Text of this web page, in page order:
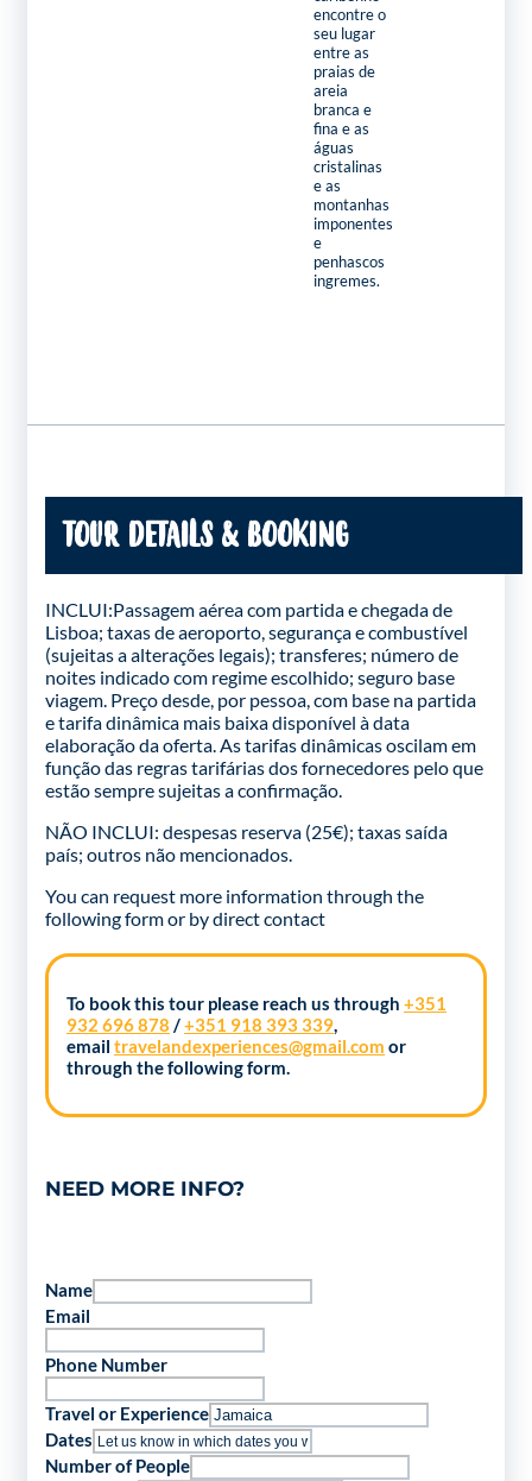
encontre o
seu lugar
entre as
praias de
areia
branca e
fina e as
águas
cristalinas
e as
montanhas
imponentes
e
penhascos
ingremes.
TOUR DETAILS & BOOKING
INCLUI:Passagem aérea com partida e chegada de
Lisboa; taxas de aeroporto, segurança e combustível
(sujeitas a alterações legais); transferes; número de
noites indicado com regime escolhido; seguro base
viagem. Preço desde, por pessoa, com base na partida
e tarifa dinâmica mais baixa disponível à data
elaboração da oferta. As tarifas dinâmicas oscilam em
função das regras tarifárias dos fornecedores pelo que
estão sempre sujeitas a confirmação.
NÃO INCLUI: despesas reserva (25€); taxas saída
país; outros não mencionados.
You can request more information through the
following formor by direct contact
To book this tour please reach us through +351
932 696 878 /+351 918 393 339,
email travelandexperiences@gmail.com or
through the following form.
NEED MORE INFO?
Name
Email
Phone Number
Travel or Experience
Dates
Number of People